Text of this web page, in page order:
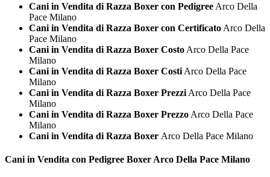
Cani in Vendita di Razza Boxer con Pedigree Arco Della
Pace Milano
Cani in Vendita di Razza Boxer con Certificato Arco Della
Pace Milano
Cani in Vendita di Razza Boxer Costo Arco Della Pace
Milano
Cani in Vendita di Razza Boxer Costi Arco Della Pace
Milano
Cani in Vendita di Razza Boxer Prezzi Arco Della Pace
Milano
Cani in Vendita di Razza Boxer Prezzo Arco Della Pace
Milano
Cani in Vendita di Razza Boxer Arco Della Pace Milano
Cani in Vendita con Pedigree Boxer Arco Della Pace Milano